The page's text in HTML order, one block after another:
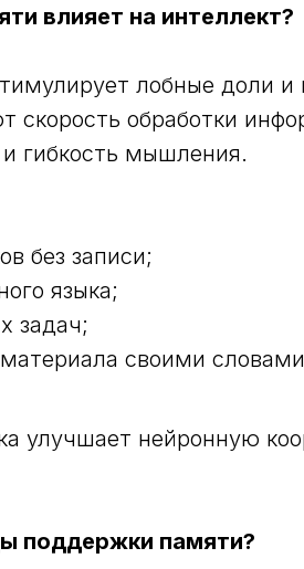
влияет на интеллект?
лобные доли и
скорость обработки
гибкость мышления.
без записи;
языка;
задач;
своими
улучшает нейронную
поддержки памяти?